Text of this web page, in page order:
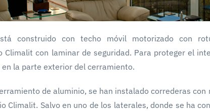
construido con techo móvil motorizado con
Climalit con laminar de seguridad. Para proteger el
la parte exterior del cerramiento.
de aluminio, se han instalado correderas
Climalit. Salvo en uno de los laterales, donde se ha